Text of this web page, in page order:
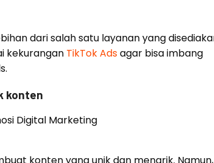
dari salah satu layanan yang
kekurangan TikTok Adsagar bisa imbang
konten